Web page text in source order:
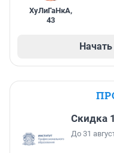
ХуЛиГаНкА,
43
Скидка
До 31